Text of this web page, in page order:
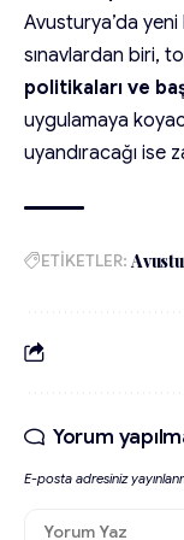
Avusturya’da
sınavlardan biri,
politikaları ve
uygulamaya
uyandıracağı ise
ETİKETLER:
Yorum
E-posta adresiniz